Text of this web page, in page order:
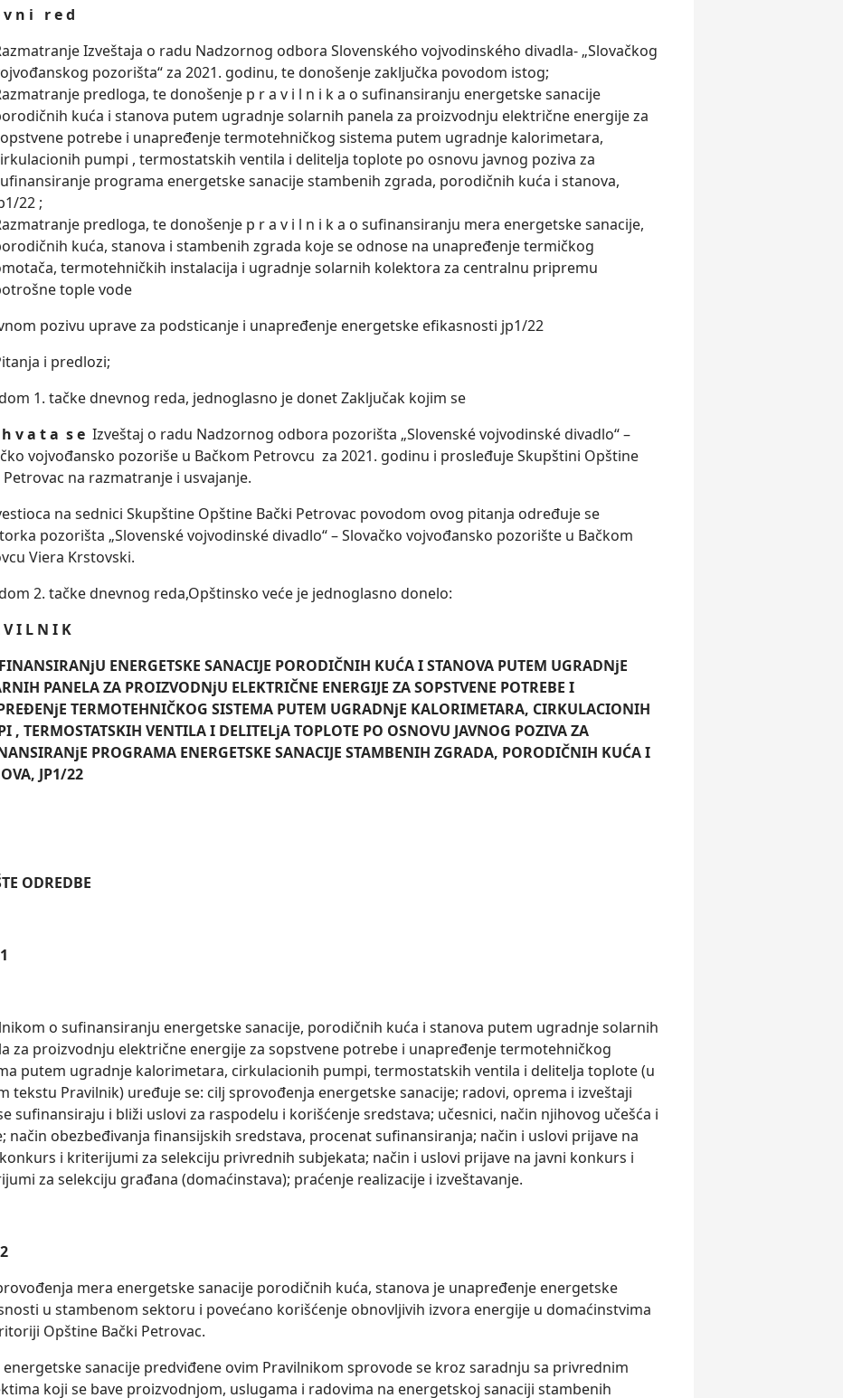
v n i r e d
Izveštaja o radu Nadzornog odbora Slovenského vojvodinského divadla- „Slovačkog
pozorišta“ za 2021. godinu, te donošenje zaklјučka povodom istog;
predloga, te donošenje p r a v i l n i k a o sufinansiranju energetske sanacije
kuća i stanova putem ugradnje solarnih panela za proizvodnju električne energije za
potrebe i unapređenje termotehničkog sistema putem ugradnje kalorimetara,
pumpi , termostatskih ventila i delitelјa toplote po osnovu javnog poziva za
programa energetske sanacije stambenih zgrada, porodičnih kuća i stanova,
22 ;
predloga, te donošenje p r a v i l n i k a o sufinansiranju mera energetske sanacije,
kuća, stanova i stambenih zgrada koje se odnose na unapređenje termičkog
termotehničkih instalacija i ugradnje solarnih kolektora za centralnu pripremu
tople vode
pozivu uprave za podsticanje i unapređenje energetske efikasnosti jp1/22
i predlozi;
1. tačke dnevnog reda, jednoglasno je donet Zaklјučak kojim se
h v a t a s eIzveštaj o radu Nadzornog odbora pozorišta „Slovenské vojvodinské divadlo“ –
vojvođansko pozoriše u Bačkom Petrovcu za 2021. godinu i prosleđuje Skupštini Opštine
Petrovac na razmatranje i usvajanje.
na sednici Skupštine Opštine Bački Petrovac povodom ovog pitanja određuje se
pozorišta „Slovenské vojvodinské divadlo“ – Slovačko vojvođansko pozorište u Bačkom
Viera Krstovski.
2. tačke dnevnog reda,Opštinsko veće je jednoglasno donelo:
V I L N I K
ENERGETSKE SANACIJE PORODIČNIH KUĆA I STANOVA PUTEM UGRADNјE
PANELA ZA PROIZVODNјU ELEKTRIČNE ENERGIJE ZA SOPSTVENE POTREBE I
TERMOTEHNIČKOG SISTEMA PUTEM UGRADNјE KALORIMETARA, CIRKULACIONIH
, TERMOSTATSKIH VENTILA I DELITELjA TOPLOTE PO OSNOVU JAVNOG POZIVAZA
PROGRAMA ENERGETSKE SANACIJE STAMBENIH ZGRADA, PORODIČNIH KUĆA I
JP1/22
ODREDBE
o sufinansiranju energetske sanacije, porodičnih kuća i stanova putem ugradnje solarnih
za proizvodnju električne energije za sopstvene potrebe i unapređenje termotehničkog
putem ugradnje kalorimetara, cirkulacionih pumpi, termostatskih ventila i delitelјa toplote (u
tekstu Pravilnik) uređuje se: cilј sprovođenja energetske sanacije; radovi, oprema i izveštaji
sufinansiraju i bliži uslovi za raspodelu i korišćenje sredstava; učesnici, način njihovog učešća i
način obezbeđivanja finansijskih sredstava, procenat sufinansiranja; način i uslovi prijave na
i kriterijumi za selekciju privrednih subjekata; način i uslovi prijave na javni konkurs i
za selekciju građana (domaćinstava); praćenje realizacije i izveštavanje.
mera energetske sanacije porodičnih kuća, stanova je unapređenje energetske
u stambenom sektoru i povećano korišćenje obnovlјivih izvora energije u domaćinstvima
Opštine Bački Petrovac.
energetske sanacije predviđene ovim Pravilnikom sprovode se kroz saradnju sa privrednim
koji se bave proizvodnjom, uslugama i radovima na energetskoj sanaciji stambenih